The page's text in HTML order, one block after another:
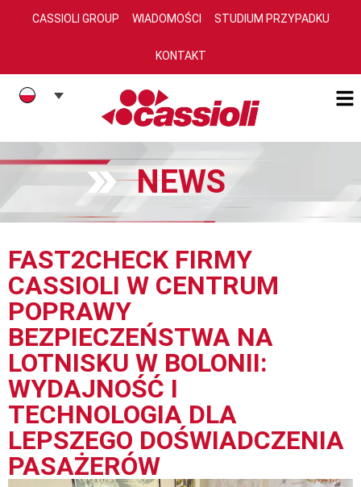
CASSIOLI GROUP WIADOMOŚCI STUDIUM PRZYPADKU
KONTAKT
NEWS
FAST2CHECK FIRMY
CASSIOLI W CENTRUM
POPRAWY
BEZPIECZEŃSTWA NA
LOTNISKU W BOLONII:
WYDAJNOŚĆ I
TECHNOLOGIA DLA
LEPSZEGO DOŚWIADCZENIA
PASAŻERÓW